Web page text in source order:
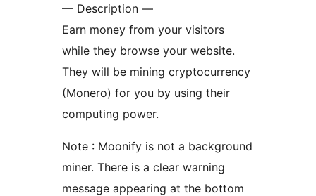
— Description —
Earn money from your visitors
while they browse your website.
They will be mining cryptocurrency
(Monero) for you by using their
computing power.
Note : Moonify is not a background
miner. There is a clear warning
message appearing at the bottom